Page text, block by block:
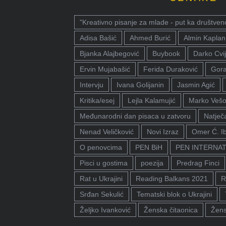
"Kreativno pisanje za mlade - put ka
Adisa Bašić
Ahmed Burić Almin Kaplan
Bjanka Alajbegović
Buybook Darko
Ervin Mujabašić
Ferida Duraković
Intervju
Ivana Golijanin Jasmin Agić
Kritika/esej
Lejla Kalamujić Marko
Međunarodni dan pisaca u zatvoru
Nenad Veličković
Novi Izraz
Omer Ć.
O penovcima
PEN BiH
PEN
Pisci u gostima
poezija Predrag Finci
Rat u Ukrajini
Reading Balkans 2021
Srđan Sekulić
Tematski blok o Ukrajini
Željko Ivanković
Ženska čitaonica